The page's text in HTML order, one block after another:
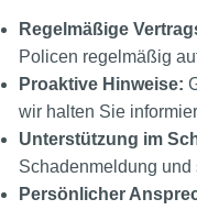
Regelmäßige
Policen regelmäßig
Proaktive Hinweise:
wir halten Sie
Unterstützung im
Schadenmeldung und
Persönlicher